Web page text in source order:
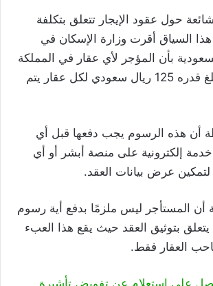
حول عقود الإيجار تتعلق بتكلفة
السياق أقرت وزارة الإسكان في
بأن المؤجر لأي عقار في المملكة
يتعين عليه دفع مبلغ قدره 125 ريال سعودي لكل عقار يتم
أن هذه الرسوم يجب دفعها قبل أي
إلكترونية على منصة أبشر أو أي
عرض بيانات العقد.
أن المستأجر ليس ملزمًا بدفع أية رسوم
يتعلق بتوثيق العقد حيث يقع هذا العبء
العقار فقط.
على استعلام عن تفويض تأشيرة